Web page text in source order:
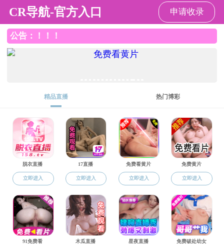
国产自拍在线观看
国
社会工作专硕